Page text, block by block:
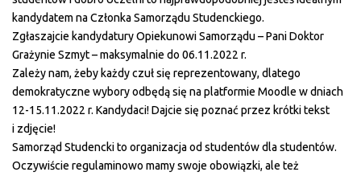
kandydatem na Członka Samorządu Studenckiego.
Zgłaszajcie kandydatury Opiekunowi Samorządu – Pani Doktor
Grażynie Szmyt – maksymalnie do 06.11.2022 r.
Zależy nam, żeby każdy czuł się reprezentowany, dlatego
demokratyczne wybory odbędą się na platformie Moodle w dniach
12-15.11.2022 r. Kandydaci! Dajcie się poznać przez krótki tekst
i zdjęcie!
Samorząd Studencki to organizacja od studentów dla studentów.
Oczywiście regulaminowo mamy swoje obowiązki, ale też